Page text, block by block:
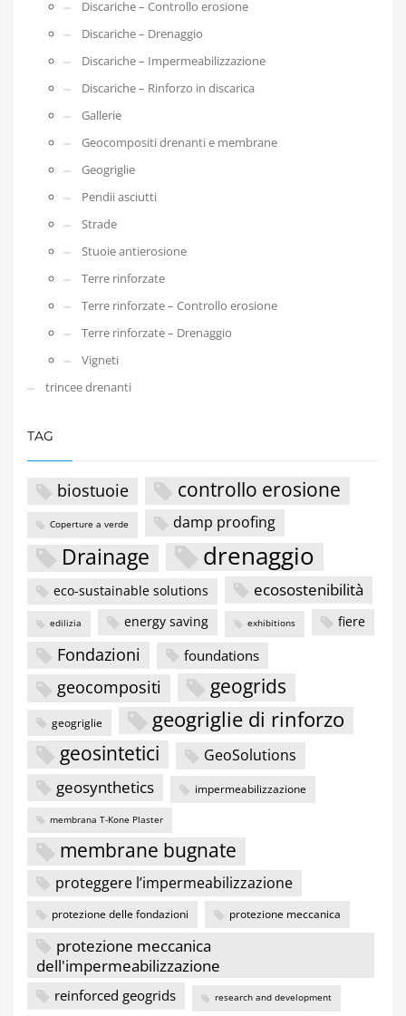
Discariche – Controllo erosione
Discariche – Drenaggio
Discariche – Impermeabilizzazione
Discariche – Rinforzo in discarica
Gallerie
Geocompositi drenanti e membrane
Geogriglie
Pendii asciutti
Strade
Stuoie antierosione
Terre rinforzate
Terre rinforzate – Controllo erosione
Terre rinforzate – Drenaggio
Vigneti
trincee drenanti
TAG
biostuoie controllo erosione
Coperture a verde damp proofing
Drainage drenaggio
eco-sustainable solutions ecosostenibilità
edilizia energy saving exhibitions fiere
Fondazioni foundations
geocompositi geogrids
geogriglie geogriglie di rinforzo
geosintetici GeoSolutions
geosynthetics impermeabilizzazione
membrana T-Kone Plaster
membrane bugnate
proteggere l’impermeabilizzazione
protezione delle fondazioni protezione meccanica
protezione meccanica
dell'impermeabilizzazione
reinforced geogrids research and development